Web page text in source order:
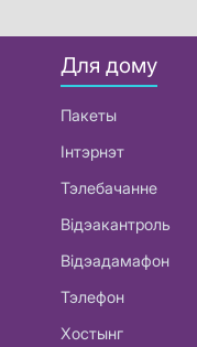
Для дому
Пакеты
Інтэрнэт
Тэлебачанне
Відэакантроль
Відэадамафон
Тэлефон
Хостынг